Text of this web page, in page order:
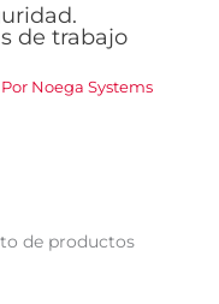
de trabajo
Noega Systems
de productos